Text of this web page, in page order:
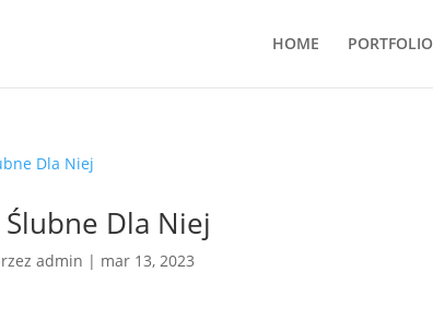
HOME PORTFOLIO
Dla Niej
admin | mar 13, 2023